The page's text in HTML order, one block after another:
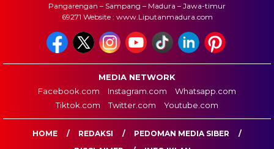
Pangarengan – Sampang – Madura – Jawa-timur
69271 Website : www.Liputanmadura.com
MEDIA NETWORK
Facebook.com
Instagram.com
Whatsapp.com
Tiktok.com
Twitter.com Youtube.com
HOME REDAKSI
PEDOMAN MEDIA SIBER